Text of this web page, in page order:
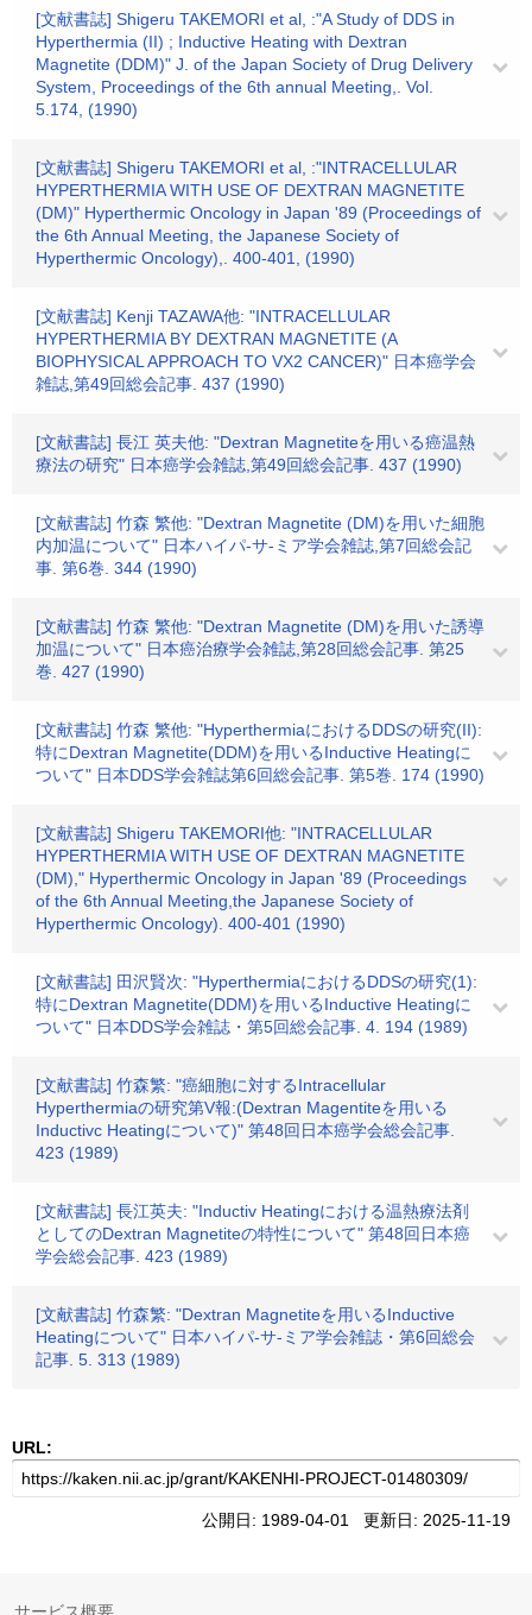
[文献書誌] Shigeru TAKEMORI et al, :"A Study of DDS in
Hyperthermia (II) ; Inductive Heating with Dextran
Magnetite (DDM)" J. of the Japan Society of Drug Delivery
System, Proceedings of the 6th annual Meeting,. Vol.
5.174, (1990)
[文献書誌] Shigeru TAKEMORI et al, :"INTRACELLULAR
HYPERTHERMIA WITH USE OF DEXTRAN MAGNETITE
(DM)" Hyperthermic Oncology in Japan '89 (Proceedings of
the 6th Annual Meeting, the Japanese Society of
Hyperthermic Oncology),. 400-401, (1990)
[文献書誌] Kenji TAZAWA他: "INTRACELLULAR
HYPERTHERMIA BY DEXTRAN MAGNETITE (A
BIOPHYSICAL APPROACH TO VX2 CANCER)" 日本癌学会
雑誌,第49回総会記事. 437 (1990)
[文献書誌] 長江 英夫他: "Dextran Magnetiteを用いる癌温熱
療法の研究" 日本癌学会雑誌,第49回総会記事. 437 (1990)
[文献書誌] 竹森 繁他: "Dextran Magnetite (DM)を用いた細胞
内加温について" 日本ハイパ-サ-ミア学会雑誌,第7回総会記
事. 第6巻. 344 (1990)
[文献書誌] 竹森 繁他: "Dextran Magnetite (DM)を用いた誘導
加温について" 日本癌治療学会雑誌,第28回総会記事. 第25
巻. 427 (1990)
[文献書誌] 竹森 繁他: "HyperthermiaにおけるDDSの研究(II):
特にDextran Magnetite(DDM)を用いるInductive Heatingに
ついて" 日本DDS学会雑誌第6回総会記事. 第5巻. 174 (1990)
[文献書誌] Shigeru TAKEMORI他: "INTRACELLULAR
HYPERTHERMIA WITH USE OF DEXTRAN MAGNETITE
(DM)," Hyperthermic Oncology in Japan '89 (Proceedings
of the 6th Annual Meeting,the Japanese Society of
Hyperthermic Oncology). 400-401 (1990)
[文献書誌] 田沢賢次: "HyperthermiaにおけるDDSの研究(1):
特にDextran Magnetite(DDM)を用いるInductive Heatingに
ついて" 日本DDS学会雑誌・第5回総会記事. 4. 194 (1989)
[文献書誌] 竹森繁: "癌細胞に対するIntracellular
Hyperthermiaの研究第V報:(Dextran Magentiteを用いる
Inductivc Heatingについて)" 第48回日本癌学会総会記事.
423 (1989)
[文献書誌] 長江英夫: "Inductiv Heatingにおける温熱療法剤
としてのDextran Magnetiteの特性について" 第48回日本癌
学会総会記事. 423 (1989)
[文献書誌] 竹森繁: "Dextran Magnetiteを用いるInductive
Heatingについて" 日本ハイパ-サ-ミア学会雑誌・第6回総会
記事. 5. 313 (1989)
URL:
公開日: 1989-04-01 更新日: 2025-11-19